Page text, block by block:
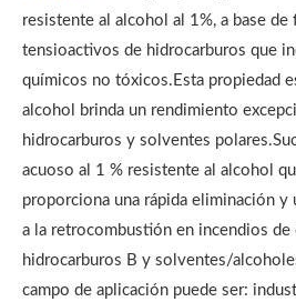
resistente al alcohol al 1%, a base
tensioactivos de hidrocarburos que
químicos no tóxicos.Esta propiedad
alcohol brinda un rendimiento
hidrocarburos y solventes
acuoso al 1 % resistente al alcohol
proporciona una rápida eliminación y
a la retrocombustión en incendios de
hidrocarburos B y solventes/
campo de aplicación puede ser: